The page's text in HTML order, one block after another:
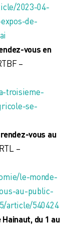
2023-04-
de-
vous en
–
troisieme-
se-
vous au
–
le-monde-
au-public-
article/540424
du 1 au